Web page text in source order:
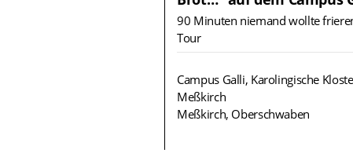
90 Minuten niemand wollte
Tour
Campus Galli, Karolingische
Meßkirch
Meßkirch, Oberschwaben